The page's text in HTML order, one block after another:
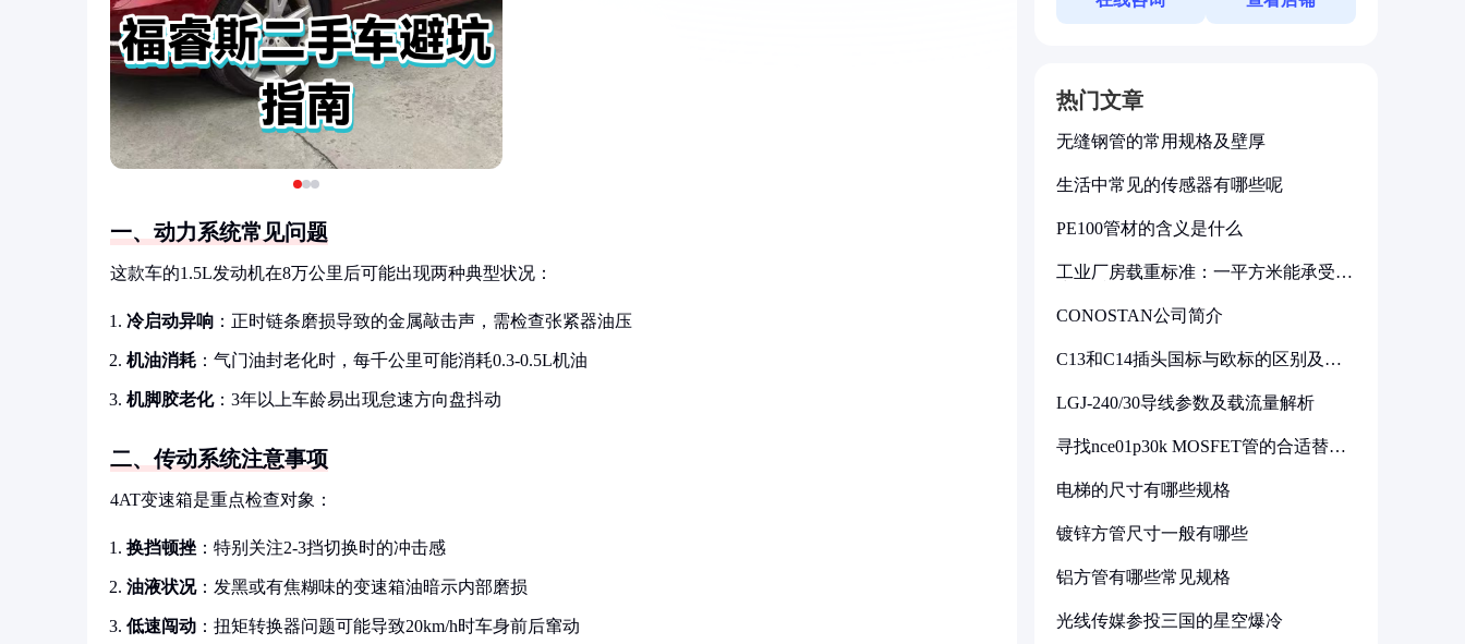
一、动力系统常见问题
这款车的1.5L发动机在8万公里后可能出现两种典型状况：
冷启动异响 ：正时链条磨损导致的金属敲击声，需检查张紧器油压
机油消耗 ：气门油封老化时，每千公里可能消耗0.3-0.5L机油
机脚胶老化：3年以上车龄易出现怠速方向盘抖动
二、传动系统注意事项
4AT变速箱是重点检查对象：
换挡顿挫 ：特别关注2-3挡切换时的冲击感
油液状况：发黑或有焦糊味的变速箱油暗示内部磨损
低速闯动 ：扭矩转换器问题可能导致20km/h时车身前后窜动
热门文章
无缝钢管的常用规格及壁厚
生活中常见的传感器有哪些呢
PE100管材的含义是什么
工业厂房载重标准：一平方米能承受多
CONOSTAN公司简介
C13和C14插头国标与欧标的区别及其
LGJ-240/30导线参数及载流量解析
寻找nce01p30k MOSFET管的合适替代
电梯的尺寸有哪些规格
镀锌方管尺寸一般有哪些
铝方管有哪些常见规格
光线传媒参投三国的星空爆冷